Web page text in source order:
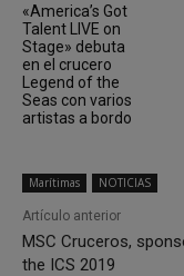
«America’s Got
Talent LIVE on
Stage» debuta
en el crucero
Legend of the
Seas con varios
artistas a bordo
Marítimas NOTICIAS
Artículo anterior
MSC Cruceros,
the ICS 2019